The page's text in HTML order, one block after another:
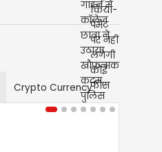
Crypto Currency